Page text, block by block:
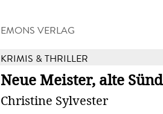
EMONS VERLAG
KRIMIS & THRILLER
Neue Meister, alte
Christine Sylvester